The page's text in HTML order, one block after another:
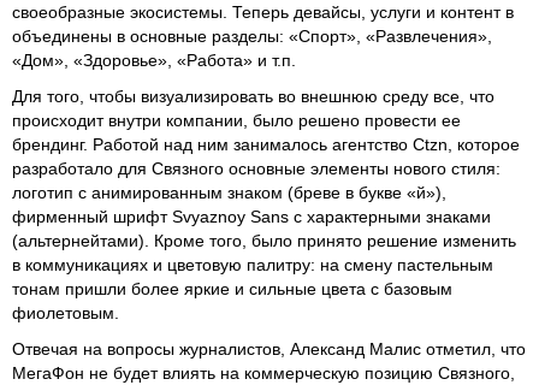
своеобразные экосистемы. Теперь девайсы, услуги и контент в
объединены в основные разделы: «Спорт», «Развлечения»,
«Дом», «Здоровье», «Работа» и т.п.
Для того, чтобы визуализировать во внешнюю среду все, что
происходит внутри компании, было решено провести ее
брендинг. Работой над ним занималось агентство Ctzn, которое
разработало для Связного основные элементы нового стиля:
логотип с анимированным знаком (бреве в букве «й»),
фирменный шрифт Svyaznoy Sans с характерными знаками
(альтернейтами). Кроме того, было принято решение изменить
в коммуникациях и цветовую палитру: на смену пастельным
тонам пришли более яркие и сильные цвета с базовым
фиолетовым.
Отвечая на вопросы журналистов, Александ Малис отметил, что
МегаФон не будет влиять на коммерческую позицию Связного,